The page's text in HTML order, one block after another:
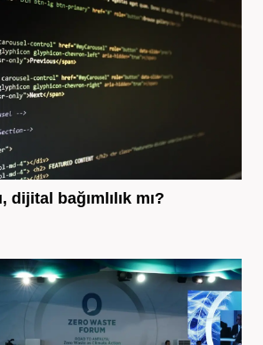
dijital bağımlılık mı?